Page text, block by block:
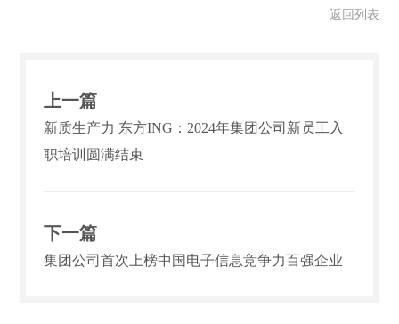
返回列表
上一篇
新质生产力 东方ING：2024年集团公司新员工入
职培训圆满结束
下一篇
集团公司首次上榜中国电子信息竞争力百强企业